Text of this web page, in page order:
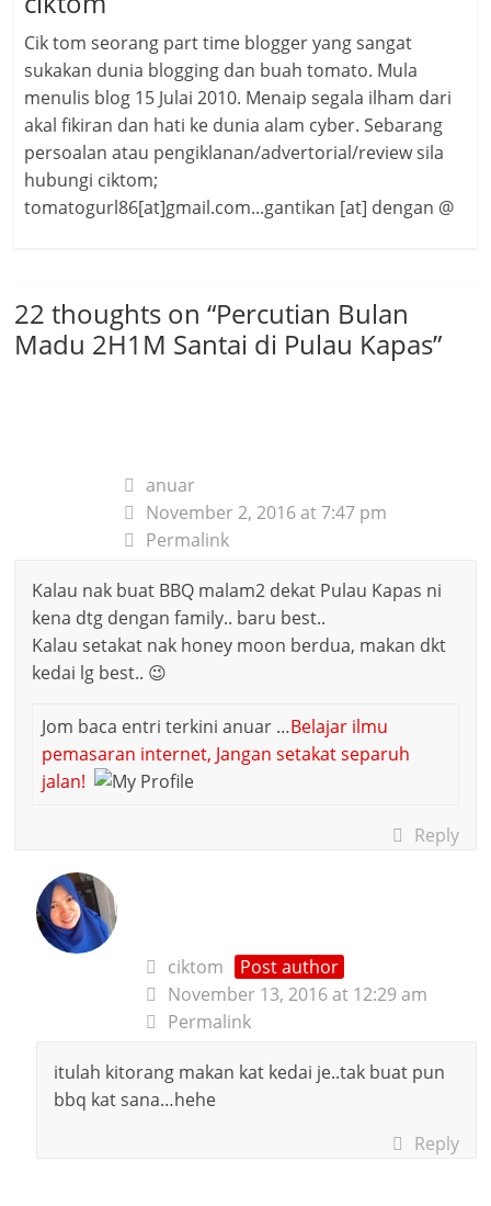
Cik tom seorang part time blogger yang sangat
sukakan dunia blogging dan buah tomato. Mula
menulis blog 15 Julai 2010. Menaip segala ilham dari
akal fikiran dan hati ke dunia alam cyber. Sebarang
persoalan atau pengiklanan/advertorial/review sila
hubungi ciktom;
tomatogurl86[at]gmail.com...gantikan [at] dengan @
22 thoughts on “Percutian Bulan
Madu 2H1M Santai di Pulau Kapas”
anuar
November 2, 2016 at 7:47 pm
Permalink
Kalau nak buat BBQ malam2 dekat Pulau Kapas ni
kena dtg dengan family.. baru best..
Kalau setakat nak honey moon berdua, makan dkt
kedai lg best.. 😉
Jom baca entri terkini anuar …Belajar ilmu
pemasaran internet, Jangan setakat separuh
jalan!
Reply
ciktom
Post author
November 13, 2016 at 12:29 am
Permalink
itulah kitorang makan kat kedai je..tak buat pun
bbq kat sana…hehe
Reply